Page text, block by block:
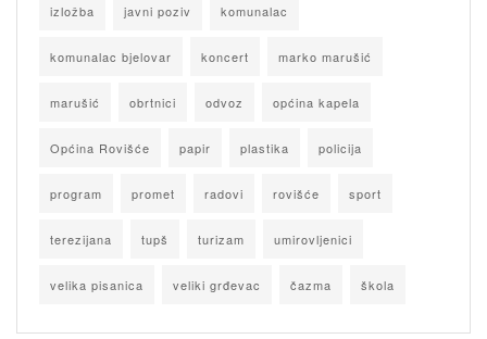
izložba javni poziv komunalac
komunalac bjelovar koncert marko marušić
marušić obrtnici odvoz općina kapela
Općina Rovišće papir plastika policija
program promet radovi rovišće sport
terezijana tupš turizam umirovljenici
velika pisanica veliki grđevac čazma škola